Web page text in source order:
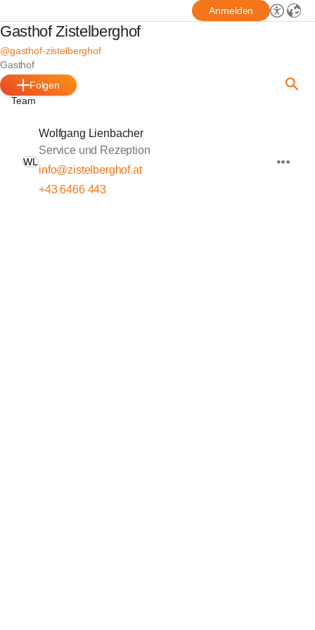
Anmelden
Gasthof Zistelberghof
@gasthof-zistelberghof
Gasthof
Folgen
Team
WL
Wolfgang Lienbacher
Service und Rezeption
info@zistelberghof.at
+43 6466 443